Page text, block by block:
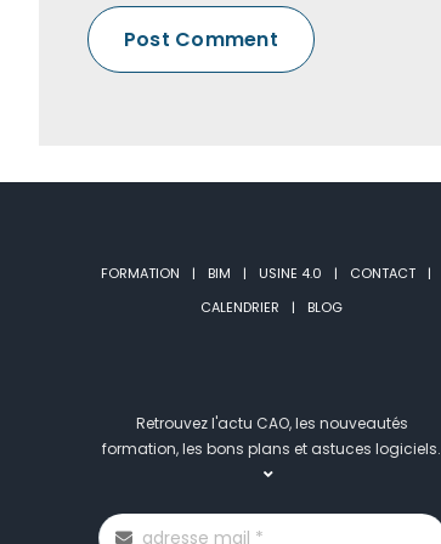
FORMATION BIM USINE 4.0
CONTACT
CALENDRIER
BLOG
Retrouvez l'actu CAO, les nouveautés
formation, les bons plans et astuces logiciels.